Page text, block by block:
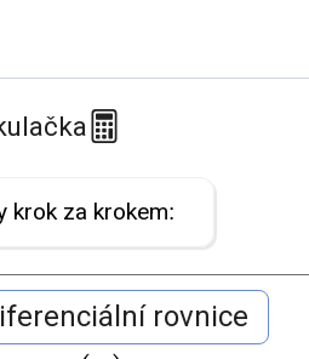
krok za krokem:
rovnice